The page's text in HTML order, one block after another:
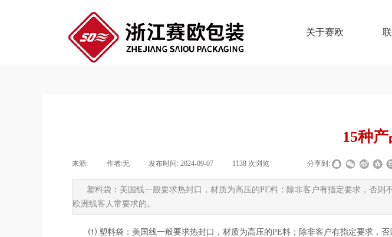
关于赛欧
15种
来源: 作者:无 发布时间: 2024-09-07 1138 次浏览 分享到:
塑料袋：美国线一般要求热封口，材质为高压的PE料；除非客户有指定要求，否则
欧洲线客人常要求的。
⑴ 塑料袋：美国线一般要求热封口，材质为高压的PE料；除非客户有指定要求，否